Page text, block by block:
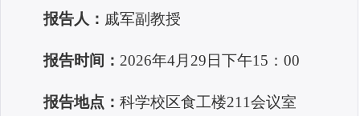
报告人： 戚军副教授
报告时间： 2026年4月 29 日下午15 ： 00
报告地点： 科学校区食工楼211会议室